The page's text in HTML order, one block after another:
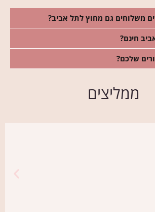
משלוחים גם מחוץ לתל אביב?
חינם?
שלכם?
ממליצים